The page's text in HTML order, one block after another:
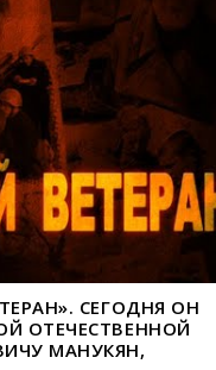
СЕГОДНЯ ОН
ОТЕЧЕСТВЕННОЙ
МАНУКЯН,